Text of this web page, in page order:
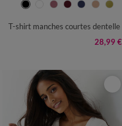
34/36 38/40 42/44 46/48
T-shirt manches courtes dentelle
28,99 €